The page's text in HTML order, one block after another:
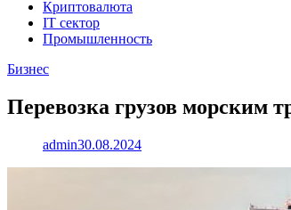
Криптовалюта
IT сектор
Промышленность
Бизнес
Перевозка грузов морским
admin30.08.2024